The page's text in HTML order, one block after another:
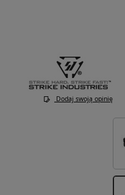
Dodaj swoją opinię